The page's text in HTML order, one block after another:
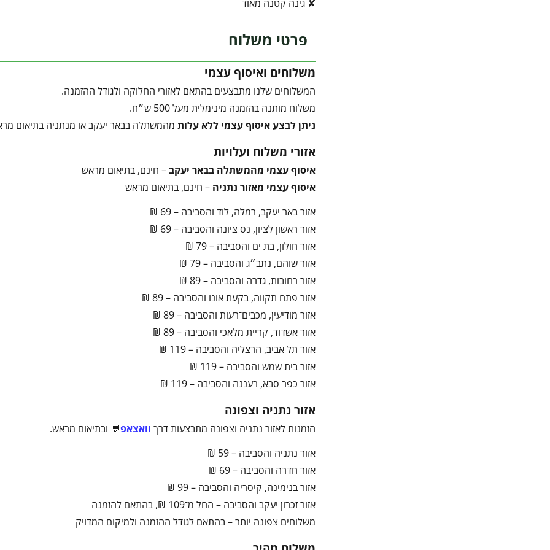
✘ גינה קטנה מאוד
פרטי משלוח
משלוחים ואיסוף עצמי
המשלוחים שלנו מתבצעים בהתאם לאזורי החלוקה ולגודל ההזמנה.
משלוח מותנה בהזמנה מינימלית מעל 500 ש״ח.
ניתן לבצע איסוף עצמי ללא עלותמהמשתלה בבאר יעקב או מנתניה בתיאום
אזורי משלוח ועלויות
איסוף עצמי מהמשתלה בבאר יעקב– חינם, בתיאום מראש
איסוף עצמי מאזור נתניה – חינם, בתיאום מראש
אזור באר יעקב, רמלה, לוד והסביבה – 69 ₪
אזור ראשון לציון, נס ציונה והסביבה – 69 ₪
אזור חולון, בת ים והסביבה – 79 ₪
אזור שוהם, נתב״ג והסביבה – 79 ₪
אזור רחובות, גדרה והסביבה – 89 ₪
אזור פתח תקווה, בקעת אונו והסביבה – 89 ₪
אזור מודיעין, מכבים־רעות והסביבה – 89 ₪
אזור אשדוד, קריית מלאכי והסביבה – 89 ₪
אזור תל אביב, הרצליה והסביבה – 119 ₪
אזור בית שמש והסביבה – 119 ₪
אזור כפר סבא, רעננה והסביבה – 119 ₪
אזור נתניה וצפונה
הזמנות לאזור נתניה וצפונה מתבצעות דרך וואצאפ💬 ובתיאום מראש.
אזור נתניה והסביבה – 59 ₪
אזור חדרה והסביבה – 69 ₪
אזור בנימינה, קיסריה והסביבה – 99 ₪
אזור זכרון יעקב והסביבה – החל מ־109 ₪, בהתאם להזמנה
משלוחים צפונה יותר – בהתאם לגודל ההזמנה ולמיקום המדויק